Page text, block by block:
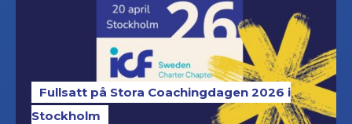
Fullsatt på Stora Coachingdagen 2026 i
Stockholm